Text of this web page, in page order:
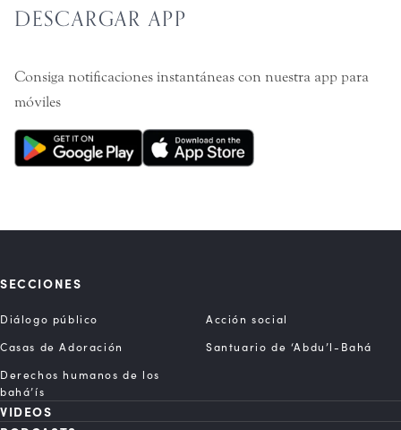
DESCARGAR APP
Consiga notificaciones instantáneas con nuestra app para
móviles
SECCIONES
Diálogo público
Acción social
Casas de Adoración
Santuario de ‘Abdu’l-Bahá
Derechos humanos de los
bahá’ís
VIDEOS